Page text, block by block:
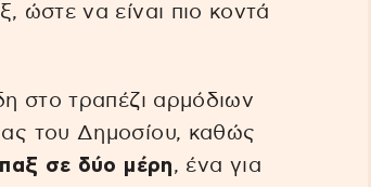
ώστε να είναι πιο κοντά
στο τραπέζι αρμόδιων
του Δημοσίου, καθώς
σε δύο μέρη, ένα για